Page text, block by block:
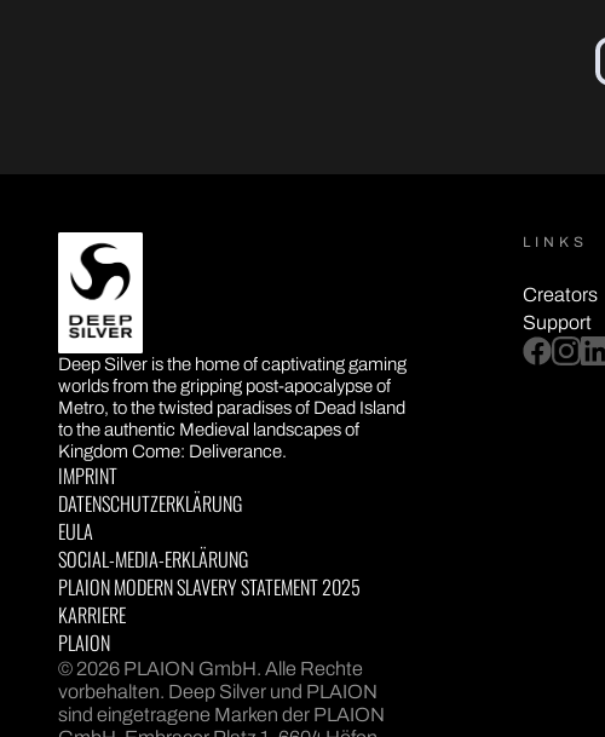
DEEP SILVER
Deep Silver is the home of captivating gaming
worlds from the gripping post-apocalypse of
Metro, to the twisted paradises of Dead Island
to the authentic Medieval landscapes of
Kingdom Come: Deliverance.
IMPRINT
DATENSCHUTZERKLÄRUNG
EULA
SOCIAL-MEDIA-ERKLÄRUNG
PLAION MODERN SLAVERY STATEMENT 2025
KARRIERE
PLAION
© 2026 PLAION GmbH. Alle Rechte
vorbehalten. Deep Silver und PLAION
sind eingetragene Marken der PLAION
LINKS
Creators
Support
facebook